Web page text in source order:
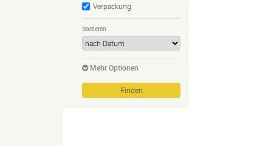
Verpackung
Sortieren
Mehr Optionen